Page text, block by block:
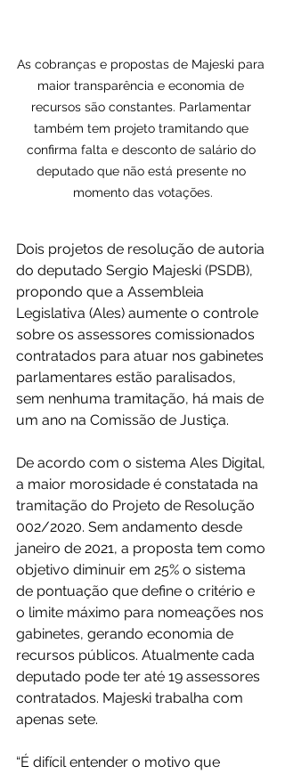
As cobranças e propostas de Majeski para
maior transparência e economia de
recursos são constantes. Parlamentar
também tem projeto tramitando que
confirma falta e desconto de salário do
deputado que não está presente no
momento das votações.
Dois projetos de resolução de autoria
do deputado Sergio Majeski (PSDB),
propondo que a Assembleia
Legislativa (Ales) aumente o controle
sobre os assessores comissionados
contratados para atuar nos gabinetes
parlamentares estão paralisados,
sem nenhuma tramitação, há mais de
um ano na Comissão de Justiça.
De acordo com o sistema Ales Digital,
a maior morosidade é constatada na
tramitação do Projeto de Resolução
002/2020. Sem andamento desde
janeiro de 2021, a proposta tem como
objetivo diminuir em 25% o sistema
de pontuação que define o critério e
o limite máximo para nomeações nos
gabinetes, gerando economia de
recursos públicos. Atualmente cada
deputado pode ter até 19 assessores
contratados. Majeski trabalha com
apenas sete.
“É difícil entender o motivo que